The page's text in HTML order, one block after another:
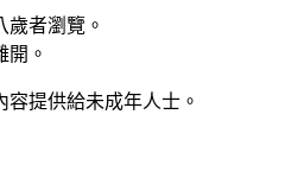
歲者瀏覽。
開。
提供給未成年人士。